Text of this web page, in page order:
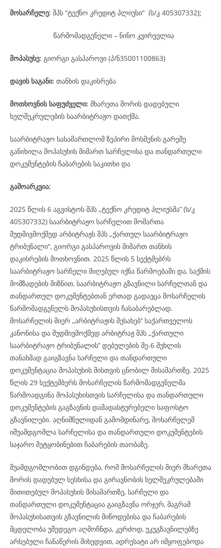
მოსარჩელე: შპს “ტექნო კრედიტ პლიუსი“ (ს/კ 405307332);
წარმომადგენელი – ნინო კვირველია
მოპასუხე: გიორგი გასპაროვი (პ/ნ35001100863)
დავის საგანი: თანხის დაკისრება
მოთხოვნის საფუძველი: მხარეთა შორის დადებული
ხელშეკრულების საარბიტრაჟო დათქმა.
საარბიტრაჟო სასამართლომ ზეპირი მოსმენის გარეშე
განიხილა მოპასუხის მიმართ სარჩელისა და თანდართული
დოკუმენტების ჩაბარების საკითხი და
გამოარკვია:
2025 წლის 6 აგვისტოს შპს „ტექნო კრედიტ პლიუსმა’’ (ს/კ
405307332) საარბიტრაჟო სარჩელით მომართა
მუდმივმოქმედ არბიტრაჟს შპს „ქართულ საარბიტრაჟო
ტრიბუნალი“, გიორგი გასპაროვის მიმართ თანხის
დაკისრების მოთხოვნით. 2025 წლის 5 სექტმებრს
საარბიტრაჟო სარჩელი მიღებულ იქნა წარმოებაში და, საქმის
მომზადების მიზნით, საარბიტრაჟო გზავნილი სარჩელთან და
თანდართულ დოკუმენტებთან ერთად გადაეცა მოსარჩელის
წარმომადგენელს მოპასუხისთვის ჩასაბარებლად.
მოსარჩელის მიერ ,,არბიტრაჟის შესახებ’’ საქართველოს
კანონისა და მუდმივმოქმედ არბიტრაჟ შპს „ქართული
საარბიტრაჟო ტრიბუნალის’’ დებულების მე-6 მუხლის
თანახმად გაიგზავნა სარჩელი და თანდართული
დოკუმენტაცია მოპასუხის მისთვის ცნობილ მისამართზე. 2025
წლის 29 სექტემბერს მოსარჩელის წარმომადგენელმა
წარმოადგინა მოპასუხისთვის სარჩელისა და თანდართული
დოკუმენტების გაგზავნის დამადასტურებელი საფოსტო
გზავნილები. აღნიშნულიდან გამომდინარე, მოსარჩელემ
იშუამდგომლა სარჩელისა და თანდართული დოკუმენტების
საჯარო შეტყობინებით ჩაბარების თაობაზე.
შუამდგომლობით დგინდება, რომ მოსარჩელის მიერ მხარეთა
შორის დადებულ სესხისა და გირავნობის ხელშეკრულებაში
მითითებულ მოპასუხის მისამართზე, სარჩელი და
თანდართული დოკუმენტაცია გაიგზავნა ორჯერ, მაგრამ
მოპასუხისათვის გზავნილის მიწოდებისა და ჩაბარების
მცდელობა უშედეგო აღმოჩნდა, კერძოდ, უკუგზავნილებზე
არსებული ჩანაწერის მიხედვით, ადრესატი არ იმყოფებოდა